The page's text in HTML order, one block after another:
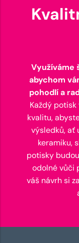
Využíváme
abychom
pohodlí a
Každý
kvalitu,
výsledků, ať
keramiku,
potisky
odolné vůči
váš návrh si